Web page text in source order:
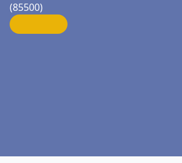
(85500)